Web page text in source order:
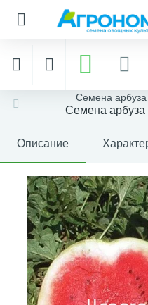
Семена
Семена
Описание